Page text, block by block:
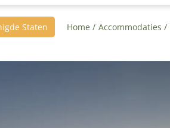
Staten Home Accommodaties